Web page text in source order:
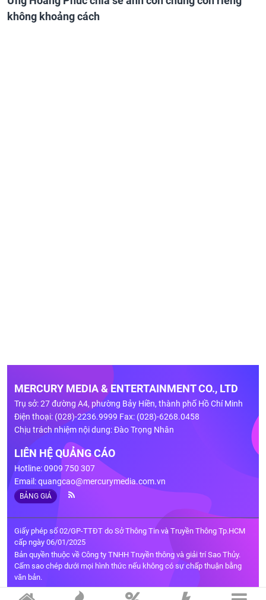
không khoảng cách
MERCURY MEDIA & ENTERTAINMENT CO., LTD
Trụ sở: 27 đường A4, phường Bảy Hiền, thành phố Hồ Chí Minh
Điện thoại: (028)-2236.9999 Fax: (028)-6268.0458
Chịu trách nhiệm nội dung: Đào Trọng Nhân
LIÊN HỆ QUẢNG CÁO
Hotline: 0909 750 307
Email:quangcao@mercurymedia.com.vn
BẢNG GIÁ
Giấy phép số 02/GP-TTĐT do Sở Thông Tin và Truyền Thông Tp.HCM
cấp ngày 06/01/2025
Bản quyền thuộc về Công ty TNHH Truyền thông và giải trí Sao Thủy.
Cấm sao chép dưới mọi hình thức nếu không có sự chấp thuận bằng
văn bản.